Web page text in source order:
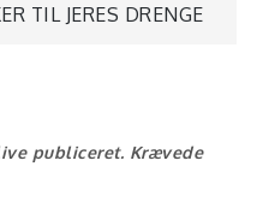
TIL JERES DRENGE
publiceret. Krævede